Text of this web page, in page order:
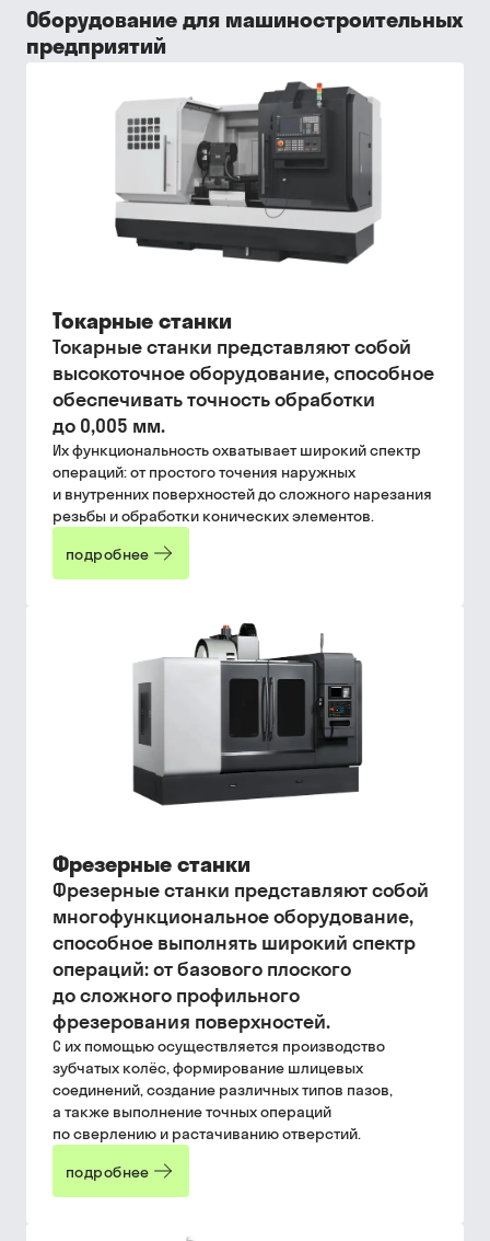
Оборудование для машиностроительных
предприятий
Токарные станки
Токарные станки представляют собой
высокоточное оборудование, способное
обеспечивать точность обработки
до 0,005 мм.
Их функциональность охватывает широкий спектр
операций: от простого точения наружных
и внутренних поверхностей до сложного нарезания
резьбы и обработки конических элементов.
подробнее
Фрезерные станки
Фрезерные станки представляют собой
многофункциональное оборудование,
способное выполнять широкий спектр
операций: от базового плоского
до сложного профильного
фрезерования поверхностей.
С их помощью осуществляется производство
зубчатых колёс, формирование шлицевых
соединений, создание различных типов пазов,
а также выполнение точных операций
по сверлению и растачиванию отверстий.
подробнее